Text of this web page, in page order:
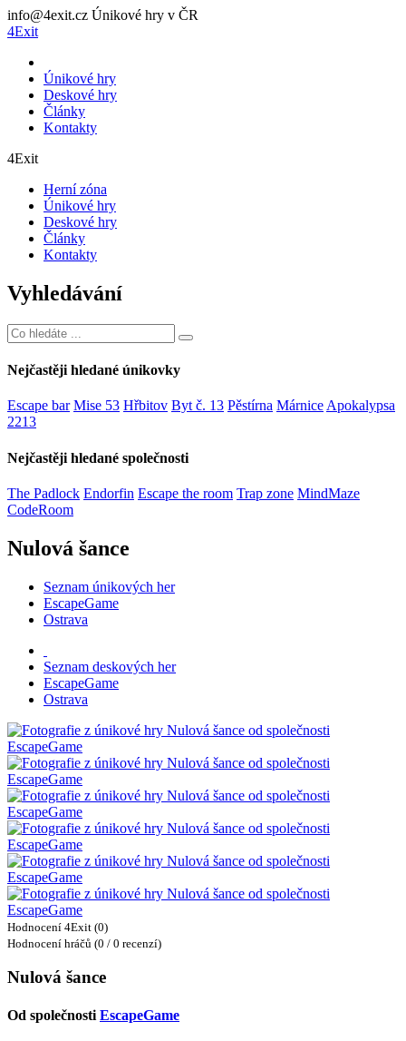
info@4exit.cz Únikové hry v ČR
4Exit
Únikové hry
Deskové hry
Články
Kontakty
4Exit
Herní zóna
Únikové hry
Deskové hry
Články
Kontakty
Vyhledávání
Nejčastěji hledané únikovky
Escape bar Mise 53 Hřbitov Byt č. 13 Pěstírna Márnice Apokalypsa
2213
Nejčastěji hledané společnosti
The Padlock Endorfin Escape the room Trap zone MindMaze
CodeRoom
Nulová šance
Seznam únikových her
EscapeGame
Ostrava
Seznam deskových her
EscapeGame
Ostrava
Hodnocení 4Exit (0)
Hodnocení hráčů (0 / 0 recenzí)
Nulová šance
Od společnosti EscapeGame